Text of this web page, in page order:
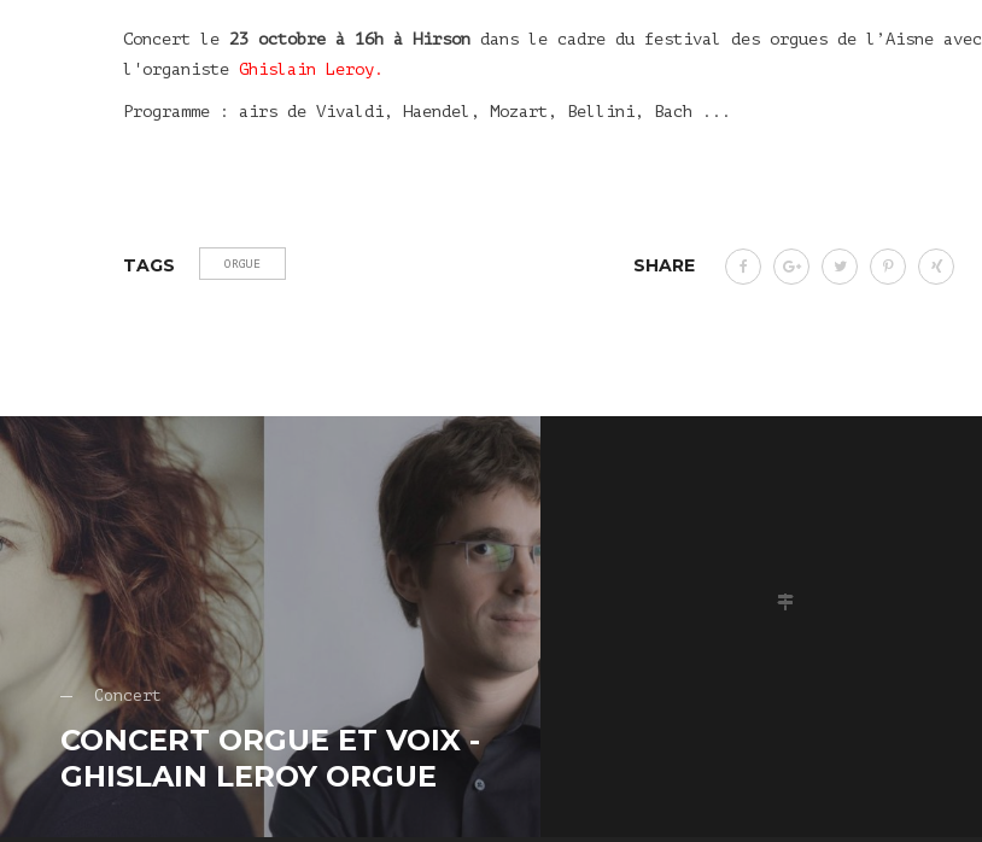
Concert le 23 octobre à 16h à Hirson dans le cadre du festival des orgues de l’Aisne avec
l'organiste Ghislain Leroy.
Programme : airs de Vivaldi, Haendel, Mozart, Bellini, Bach ...
TAGS ORGUE SHARE
Concert
CONCERT ORGUE ET VOIX -
GHISLAIN LEROY ORGUE